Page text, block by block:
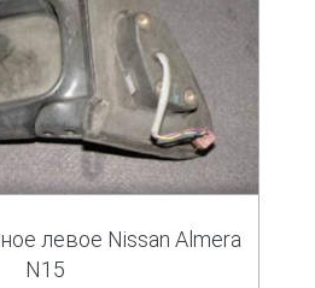
левое Nissan Almera
N15